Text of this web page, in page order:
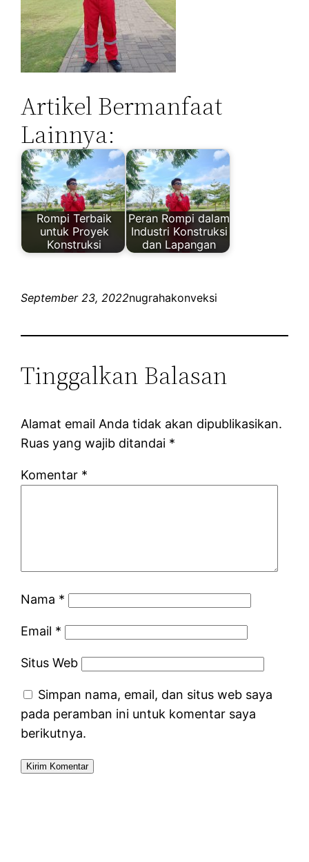
Artikel Bermanfaat
Lainnya:
Rompi Terbaik
untuk Proyek
Konstruksi
Peran Rompi dalam
Industri Konstruksi
dan Lapangan
September 23, 2022nugrahakonveksi
Tinggalkan Balasan
Alamat email Anda tidak akan dipublikasikan.
Ruas yang wajib ditandai *
Komentar *
Nama *
Email *
Situs Web
Simpan nama, email, dan situs web saya
pada peramban ini untuk komentar saya
berikutnya.